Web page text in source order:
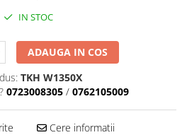
IN STOC
ADAUGA IN COS
TKH W1350X
0723008305 / 0762105009
Cere informatii